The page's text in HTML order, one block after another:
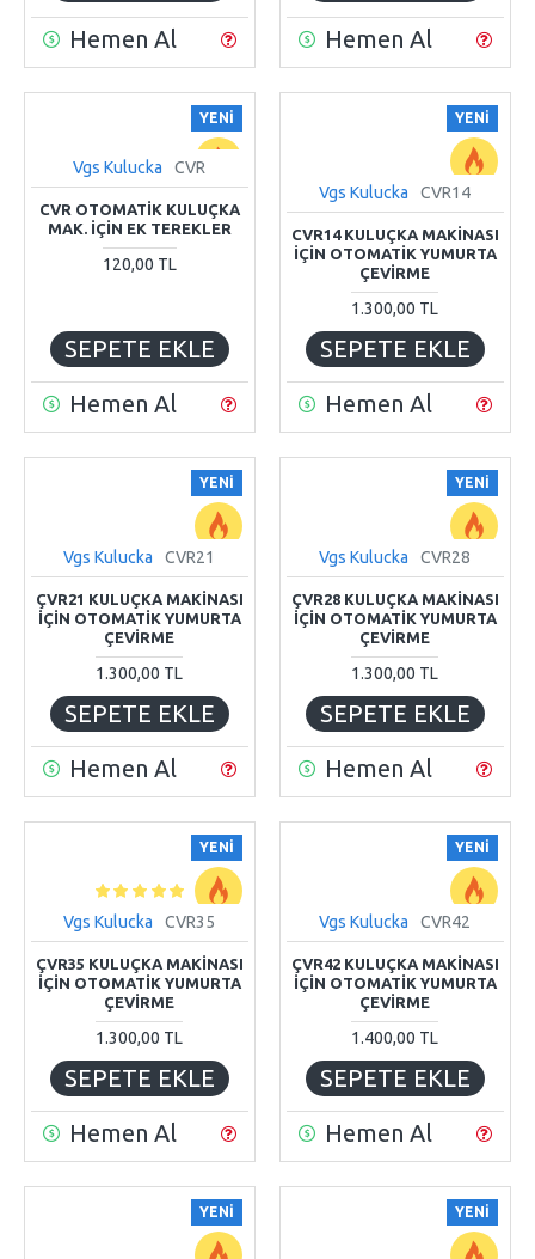
Hemen Al
Hemen Al
YENI
Vgs Kulucka CVR
CVR OTOMATİK KULUÇKA
MAK. İÇİN EK TEREKLER
120,00 TL
SEPETE EKLE
Hemen Al
YENI
Vgs Kulucka CVR14
CVR14 KULUÇKA MAKİNASI
İÇİN OTOMATİK YUMURTA
ÇEVİRME
1.300,00 TL
SEPETE EKLE
Hemen Al
YENI
Vgs Kulucka CVR21
ÇVR21 KULUÇKA MAKİNASI
İÇİN OTOMATİK YUMURTA
ÇEVİRME
1.300,00 TL
SEPETE EKLE
Hemen Al
YENI
Vgs Kulucka CVR28
ÇVR28 KULUÇKA MAKİNASI
İÇİN OTOMATİK YUMURTA
ÇEVİRME
1.300,00 TL
SEPETE EKLE
Hemen Al
YENI
Vgs Kulucka CVR35
ÇVR35 KULUÇKA MAKİNASI
İÇİN OTOMATİK YUMURTA
ÇEVİRME
1.300,00 TL
SEPETE EKLE
Hemen Al
YENI
Vgs Kulucka CVR42
ÇVR42 KULUÇKA MAKİNASI
İÇİN OTOMATİK YUMURTA
ÇEVİRME
1.400,00 TL
SEPETE EKLE
Hemen Al
YENI YENI